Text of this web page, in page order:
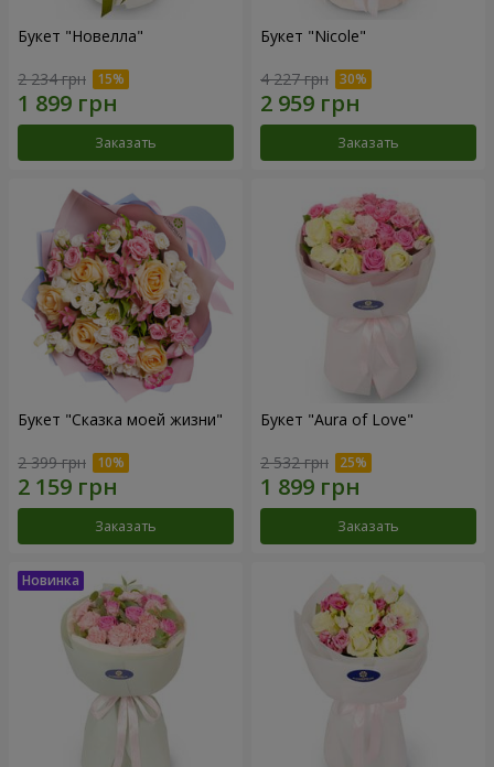
Букет "Новелла"
2 234 грн
Заказать
Букет "Nicole"
4 227 грн
Заказать
Букет "Сказка моей жизни"
2 399 грн
Заказать
Букет "Aura of Love"
2 532 грн
Заказать